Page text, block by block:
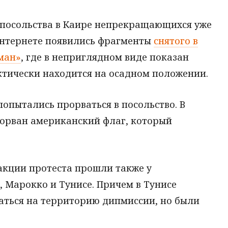
в Каире непрекращающихся уже
появились фрагменты снятого в
, где в неприглядном виде показан
находится на осадном положении.
прорваться в посольство. В
американский флаг, который
протеста прошли также у
Марокко и Тунисе. Причем в Тунисе
на территорию дипмиссии, но были